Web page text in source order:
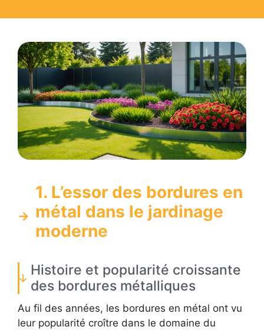
1. L’essor des bordures en
métal dans le jardinage
moderne
Histoire et popularité croissante
des bordures métalliques
Au fil des années, les bordures en métal ont vu
leur popularité croître dans le domaine du